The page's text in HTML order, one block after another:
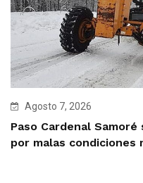
Agosto 7, 2026
Paso Cardenal
por malas condiciones